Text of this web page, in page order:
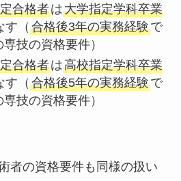
合格者は大学指定学科卒業
す（ 合格後3年の実務経験で
技の資格要件）
合格者は高校指定学科卒業
す（ 合格後5年の実務経験で
技の資格要件）
者の資格要件も同様の扱い